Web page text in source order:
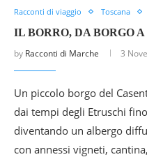
Racconti di viaggio Toscana
IL BORRO, DA BORGO
by Racconti di Marche 3
Un piccolo borgo del
dai tempi degli Etruschi
diventando un albergo
con annessi vigneti,